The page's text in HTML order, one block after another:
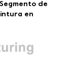
de
en